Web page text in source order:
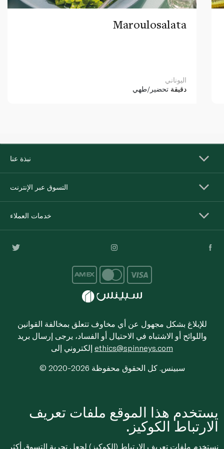
Maroulosalata
اليوناني
دقيقة تحضير/طهي
نبذة عنا
التسوق عبر الإنترنت
خدمات العملاء
للإبلاغ بشكل مجهول عن أي مخاوف تتعلق بمخالفة القوانين
واللوائح أو الاشتباه في الاحتيال أو الفساد، يرجى إرسال بريد
ethics@spinneys.com
© 2020-2026 سبينس. كل الحقوق محفوظة
يستخدم هذا الموقع ملفات تعريف
الارتباط الكوكيز.
نستخدم ملفات تعريف الارتباط (الكوكيز) لجعل تجربة التسوق أكثر